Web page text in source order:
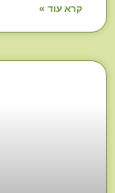
קרא עוד »